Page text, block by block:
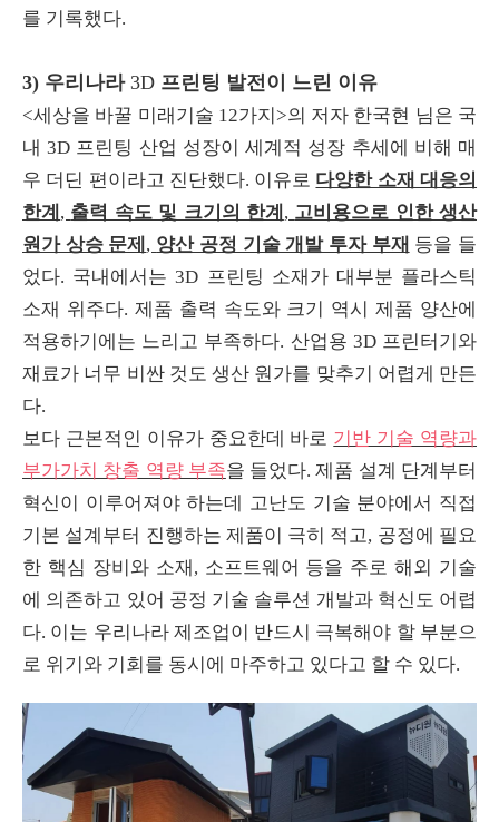
를 기록했다.
3) 우리나라 3D 프린팅 발전이 느린 이유
<세상을 바꿀 미래기술 12가지 >의 저자 한국현 님은 국
내3D 프린팅 산업 성장이 세계적 성장 추세에 비해 매
우 더딘 편이라고 진단했다. 이유로 다양한 소재 대응의
한계 , 출력 속도 및 크기의 한계 , 고비용으로 인한 생산
원가 상승 문제 , 양산 공정 기술 개발 투자 부재 등을 들
었다. 국내에서는3D 프린팅 소재가 대부분 플라스틱
소재 위주다. 제품 출력 속도와 크기 역시 제품 양산에
적용하기에는 느리고 부족하다. 산업용 3D 프린터기와
재료가 너무 비싼 것도 생산 원가를 맞추기 어렵게 만든
다.
보다 근본적인 이유가 중요한데 바로 기반 기술 역량과
부가가치 창출 역량 부족을 들었다.제품 설계 단계부터
혁신이 이루어져야 하는데 고난도 기술 분야에서 직접
기본 설계부터 진행하는 제품이 극히 적고, 공정에 필요
한 핵심 장비와 소재 , 소프트웨어 등을 주로 해외 기술
에 의존하고 있어 공정 기술 솔루션 개발과 혁신도 어렵
다. 이는 우리나라 제조업이 반드시 극복해야 할 부분으
로 위기와 기회를 동시에 마주하고 있다고 할 수 있다.